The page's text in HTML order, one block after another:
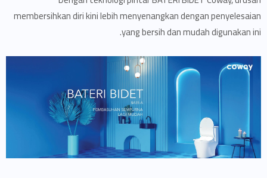
membersihkan diri kini lebih menyenangkan dengan penyelesaian
yang bersih dan mudah digunakan ini.